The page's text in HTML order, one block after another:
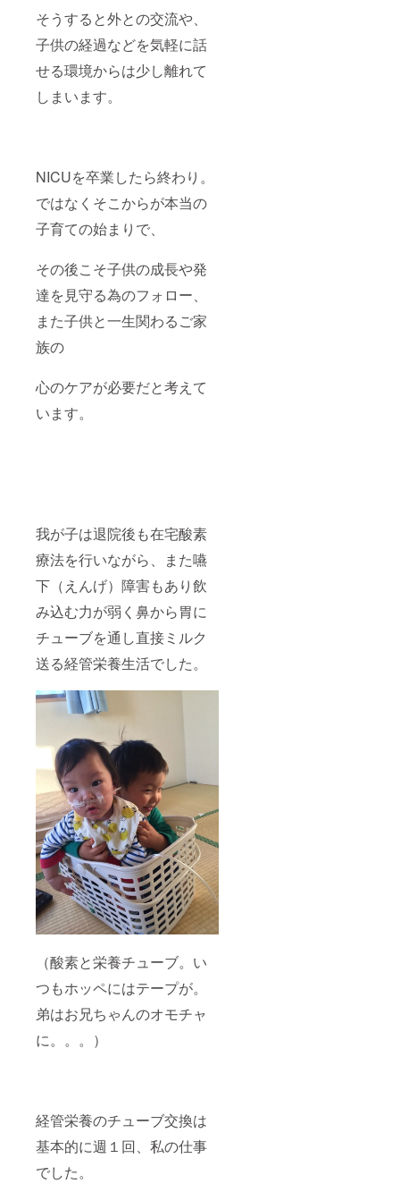
そうすると外との交流や、
子供の経過などを気軽に話
せる環境からは少し離れて
しまいます。
NICUを卒業したら終わり。
ではなくそこからが本当の
子育ての始まりで、
その後こそ子供の成長や発
達を見守る為のフォロー、
また子供と一生関わるご家
族の
心のケアが必要だと考えて
います。
我が子は退院後も在宅酸素
療法を行いながら、また嚥
下（えんげ）障害もあり飲
み込む力が弱く鼻から胃に
チューブを通し直接ミルク
送る経管栄養生活でした。
（酸素と栄養チューブ。い
つもホッペにはテープが。
弟はお兄ちゃんのオモチャ
に。。。）
経管栄養のチューブ交換は
基本的に週１回、私の仕事
でした。